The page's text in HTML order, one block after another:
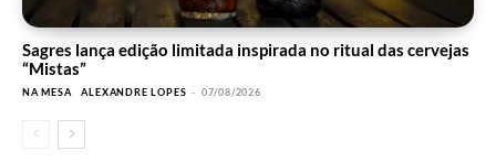
Sagres lança edição limitada inspirada no ritual das cervejas
“Mistas”
NA MESA ALEXANDRE LOPES - 07/08/2026